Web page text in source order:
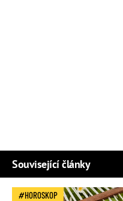
Související články
HOROSKOP